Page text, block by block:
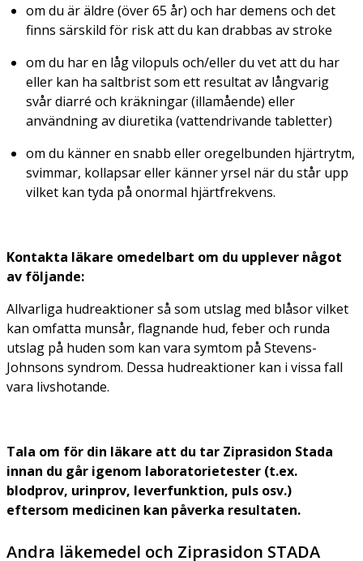
om du är äldre (över 65 år) och har demens och det
finns särskild för risk att du kan drabbas av stroke
om du har en låg vilopuls och/eller du vet att du har
eller kan ha saltbrist som ett resultat av långvarig
svår diarré och kräkningar (illamående) eller
användning av diuretika (vattendrivande tabletter)
om du känner en snabb eller oregelbunden hjärtrytm,
svimmar, kollapsar eller känner yrsel när du står upp
vilket kan tyda på onormal hjärtfrekvens.
Kontakta läkare omedelbart om du upplever något
av följande:
Allvarliga hudreaktioner så som utslag med blåsor vilket
kan omfatta munsår, flagnande hud, feber och runda
utslag på huden som kan vara symtom på Stevens-
Johnsons syndrom. Dessa hudreaktioner kan i vissa fall
vara livshotande.
Tala om för din läkare att du tar Ziprasidon Stada
innan du går igenom laboratorietester (t.ex.
blodprov, urinprov, leverfunktion, puls osv.)
eftersom medicinen kan påverka resultaten.
Andra läkemedel och Ziprasidon STADA